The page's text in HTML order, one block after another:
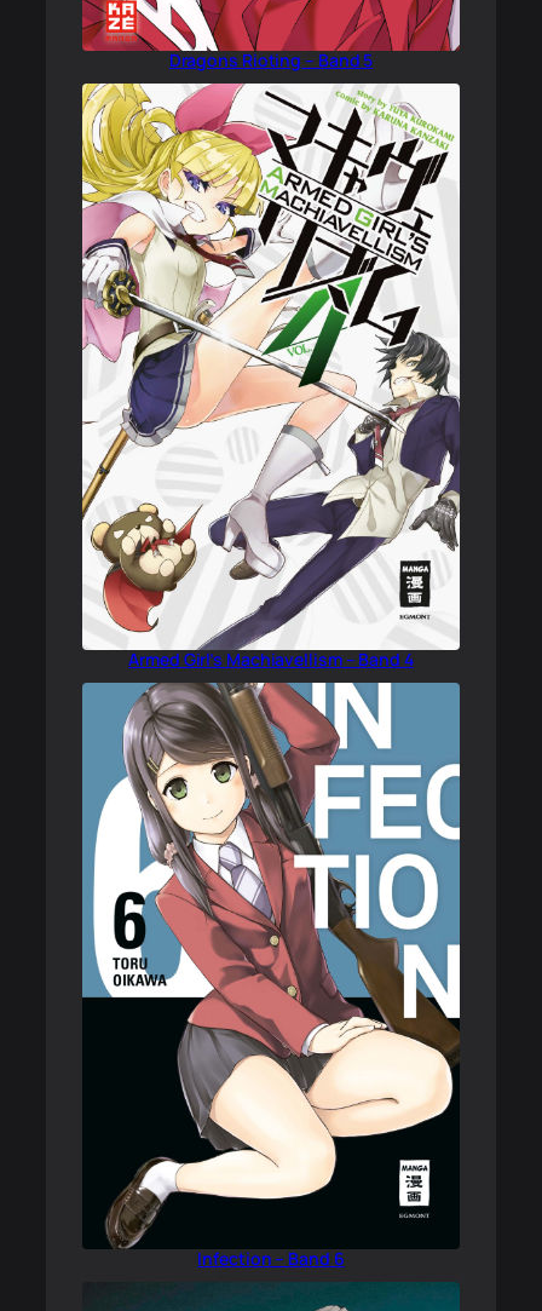
Dragons Rioting – Band 5
Armed Girl’s Machiavellism – Band 4
Infection – Band 6